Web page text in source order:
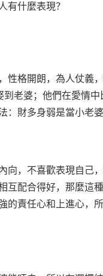
有什麼表現？
性格開朗，為人仗義
到老婆；他們在愛情
：財多身弱是當小老婆
向，不喜歡表現自己
互配合得好，那麼這
的責任心和上進心，